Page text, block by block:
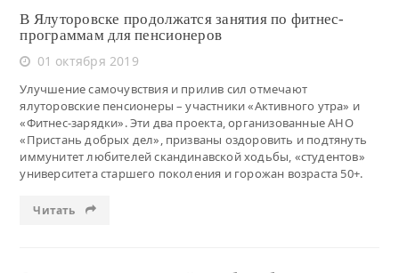
В Ялуторовске продолжатся занятия по фитнес-
программам для пенсионеров
01 октября 2019
Улучшение самочувствия и прилив сил отмечают
ялуторовские пенсионеры – участники «Активного утра» и
«Фитнес-зарядки». Эти два проекта, организованные АНО
«Пристань добрых дел», призваны оздоровить и подтянуть
иммунитет любителей скандинавской ходьбы, «студентов»
университета старшего поколения и горожан возраста 50+.
Читать